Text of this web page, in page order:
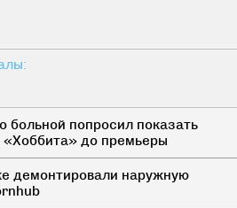
больной попросил показать
«Хоббита» до премьеры
демонтировали наружную